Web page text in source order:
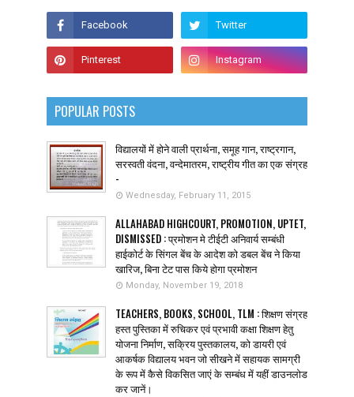
POPULAR POSTS
विद्यालयों में होने वाली प्रार्थना, समूह गान, राष्ट्रगान,
सरस्वती वंदना, वन्देमातरम, राष्ट्रीय गीत का एक संग्रह
-
Wednesday, February 11, 2015
ALLAHABAD HIGHCOURT, PROMOTION, UPTET,
DISMISSED : प्रमोशन मे टीईटी अनिवार्य सम्बंधी
हाईकोर्ट के सिंगल बेंच के आदेश को डबल बेंच ने किया
खारिज, बिना टेट पास किये होगा प्रमोशन
Monday, November 19, 2018
TEACHERS, BOOKS, SCHOOL, TLM : शिक्षण संग्रह
हस्त पुस्तिका में रुचिकर एवं प्रभावी कक्षा शिक्षण हेतु
योजना निर्माण, सक्रिय पुस्तकालय, को डायरी एवं
आकर्षक विद्यालय भवन जो सीखने में सहायक सामग्री
के रूप में कैसे विकसित जाएं के सम्बंध में यहीं डाउनलोड
कर जानें।